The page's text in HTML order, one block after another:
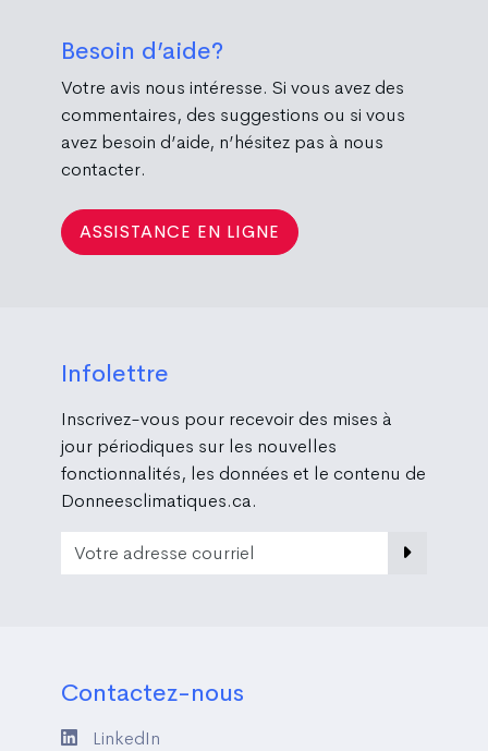
Besoin d’aide?
Votre avis nous intéresse. Si vous avez des
commentaires, des suggestions ou si vous
avez besoin d’aide, n’hésitez pas à nous
contacter.
ASSISTANCE EN LIGNE
Infolettre
Inscrivez-vous pour recevoir des mises à
jour périodiques sur les nouvelles
fonctionnalités, les données et le contenu de
Donneesclimatiques.ca.
Email Address
Contactez-nous
LinkedIn